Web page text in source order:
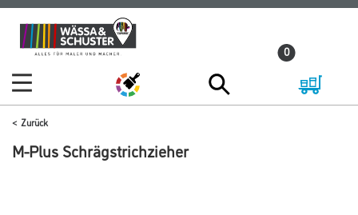
Zum
Inhalt
Zum
Navigationsmenü
0
Zurück
M-Plus Schrägstrichzieher